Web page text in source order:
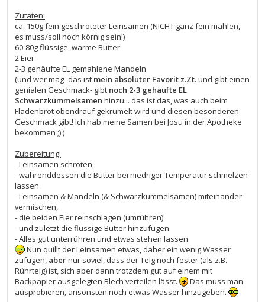
Zutaten:
ca. 150g fein geschroteter Leinsamen (NICHT ganz fein mahlen,
es muss/soll noch körnig sein!)
60-80g flüssige, warme Butter
2 Eier
2-3 gehäufte EL gemahlene Mandeln
(und wer mag -das ist mein absoluter Favorit z.Zt.und gibt einen
genialen Geschmack- gibt noch 2-3 gehäufte EL
Schwarzkümmelsamen hinzu... das ist das, was auch beim
Fladenbrot obendrauf gekrümelt wird und diesen besonderen
Geschmack gibt! Ich hab meine Samen bei Josu in der Apotheke
bekommen ;) )
Zubereitung:
- Leinsamen schroten,
- währenddessen die Butter bei niedriger Temperatur schmelzen
lassen
- Leinsamen & Mandeln (& Schwarzkümmelsamen) miteinander
vermischen,
- die beiden Eier reinschlagen (umrühren)
- und zuletzt die flüssige Butter hinzufügen.
- Alles gut unterrühren und etwas stehen lassen.
Nun quillt der Leinsamen etwas, daher ein wenig Wasser
zufügen, abernur soviel, dass der Teig noch fester (als z.B.
Rührteig) ist, sich aber dann trotzdem gut auf einem mit
Backpapier ausgelegten Blech verteilen lässt.
Das muss man
ausprobieren, ansonsten noch etwas Wasser hinzugeben.